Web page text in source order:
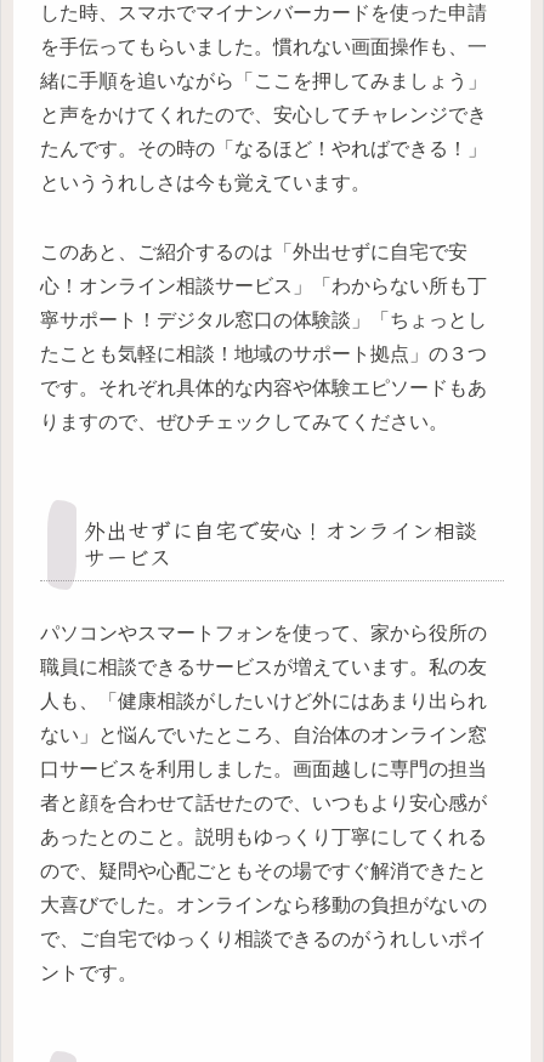
した時、スマホでマイナンバーカードを使った申請
を手伝ってもらいました。慣れない画面操作も、一
緒に手順を追いながら「ここを押してみましょう」
と声をかけてくれたので、安心してチャレンジでき
たんです。その時の「なるほど！やればできる！」
といううれしさは今も覚えています。
このあと、ご紹介するのは「外出せずに自宅で安
心！オンライン相談サービス」「わからない所も丁
寧サポート！デジタル窓口の体験談」「ちょっとし
たことも気軽に相談！地域のサポート拠点」の３つ
です。それぞれ具体的な内容や体験エピソードもあ
りますので、ぜひチェックしてみてください。
外出せずに自宅で安心！オンライン相談
サービス
パソコンやスマートフォンを使って、家から役所の
職員に相談できるサービスが増えています。私の友
人も、「健康相談がしたいけど外にはあまり出られ
ない」と悩んでいたところ、自治体のオンライン窓
口サービスを利用しました。画面越しに専門の担当
者と顔を合わせて話せたので、いつもより安心感が
あったとのこと。説明もゆっくり丁寧にしてくれる
ので、疑問や心配ごともその場ですぐ解消できたと
大喜びでした。オンラインなら移動の負担がないの
で、ご自宅でゆっくり相談できるのがうれしいポイ
ントです。